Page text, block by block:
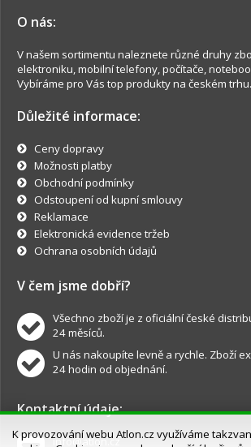
O nás:
V našem sortimentu naleznete různé druhy
elektroniku, mobilní telefony, počítače,
Vybíráme pro Vás top produkty na českém trhu.
Důležité informace:
Ceny dopravy
Možnosti platby
Obchodní podmínky
Odstoupení od kupní smlouvy
Reklamace
Elektronická evidence tržeb
Ochrana osobních údajů
V čem jsme dobří?
Všechno zboží je z oficiální české
24 měsíců.
U nás nakoupíte levně a rychle. Zboží
24 hodin od objednání.
Kontaktní údaje:
info@atlon.cz
K provozování webu Atlon.cz využíváme